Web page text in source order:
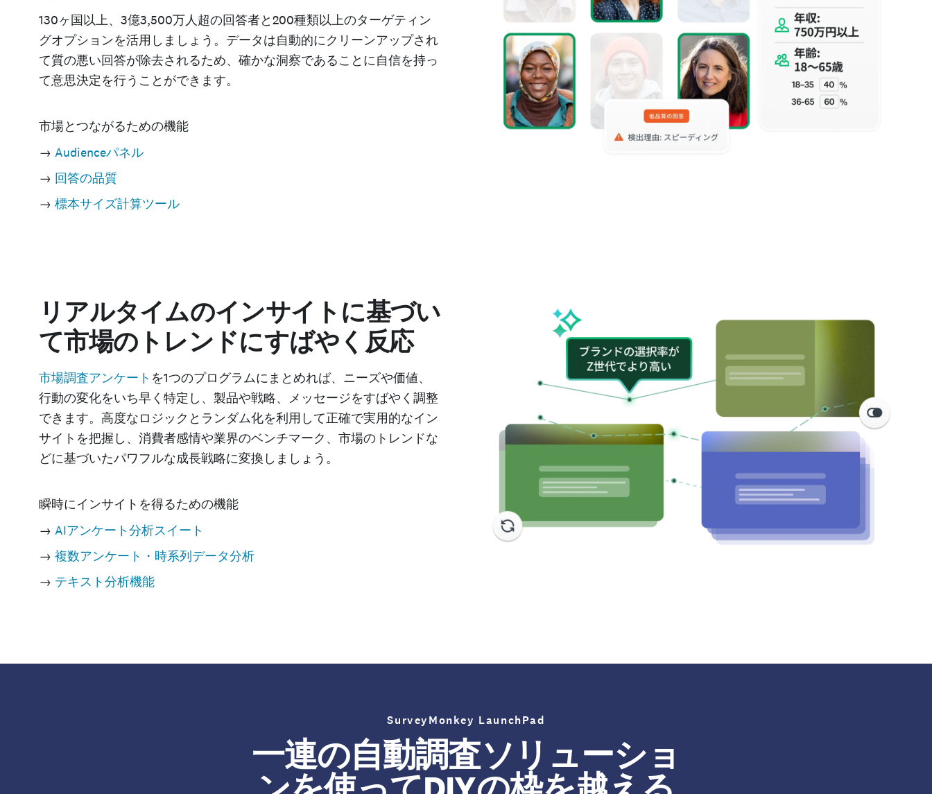
130ヶ国以上、3億3,500万人超の回答者と200種類以上のターゲティン
グオプションを活用しましょう。データは自動的にクリーンアップされ
て質の悪い回答が除去されるため、確かな洞察であることに自信を持っ
て意思決定を行うことができます。
市場とつながるための機能
→ Audienceパネル
→ 回答の品質
→ 標本サイズ計算ツール
リアルタイムのインサイトに基づい
て市場のトレンドにすばやく反応
市場調査アンケート を1つのプログラムにまとめれば、ニーズや価値、
行動の変化をいち早く特定し、製品や戦略、メッセージをすばやく調整
できます。高度なロジックとランダム化を利用して正確で実用的なイン
サイトを把握し、消費者感情や業界のベンチマーク、市場のトレンドな
どに基づいたパワフルな成長戦略に変換しましょう。
瞬時にインサイトを得るための機能
→ AIアンケート分析スイート
→ 複数アンケート・時系列データ分析
→ テキスト分析機能
SurveyMonkey LaunchPad
一連の自動調査ソリューショ